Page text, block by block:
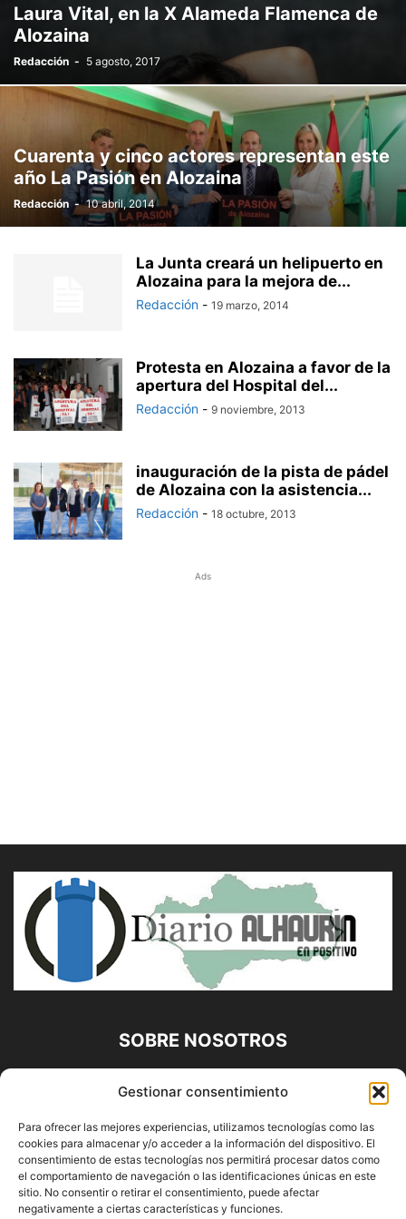
Gestionar consentimiento
Para ofrecer las mejores experiencias, utilizamos tecnologías como las
cookies para almacenar y/o acceder a la información del dispositivo. El
consentimiento de estas tecnologías nos permitirá procesar datos como
el comportamiento de navegación o las identificaciones únicas en este
sitio. No consentir o retirar el consentimiento, puede afectar
negativamente a ciertas características y funciones.
Laura Vital, en la X Alameda Flamenca de
Alozaina
Redacción - 5 agosto, 2017
Cuarenta y cinco actores representan este
año La Pasión en Alozaina
Redacción - 10 abril, 2014
La Junta creará un helipuerto en
Alozaina para la mejora de...
Redacción - 19 marzo, 2014
Protesta en Alozaina a favor de la
apertura del Hospital del...
Redacción - 9 noviembre, 2013
inauguración de la pista de pádel
de Alozaina con la asistencia...
Redacción - 18 octubre, 2013
Ads
SOBRE NOSOTROS
Diario Alhaurín (www.alhaurindelatorre.com) Propiedad de
Francisco E. López López | 639 95 71 95 | Noticias de
Alhaurín de la Torre, Málaga y Provincia|
Contáctanos:info@alhaurindelatorre.com
SÍGUENOS